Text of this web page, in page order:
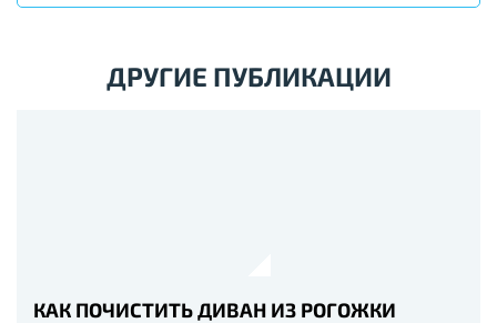
ДРУГИЕ ПУБЛИКАЦИИ
КАК ПОЧИСТИТЬ ДИВАН ИЗ РОГОЖКИ